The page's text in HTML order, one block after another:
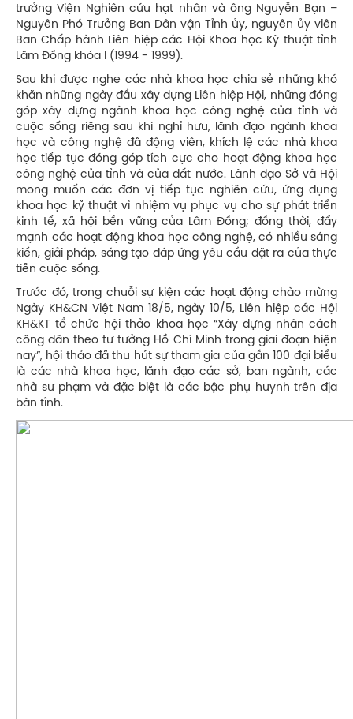
trưởng Viện Nghiên cứu hạt nhân và ông Nguyễn Bạn –
Nguyên Phó Trưởng Ban Dân vận Tỉnh ủy, nguyên ủy viên
Ban Chấp hành Liên hiệp các Hội Khoa học Kỹ thuật tỉnh
Lâm Đồng khóa I (1994 - 1999).
Sau khi được nghe các nhà khoa học chia sẻ những khó
khăn những ngày đầu xây dựng Liên hiệp Hội, những đóng
góp xây dựng ngành khoa học công nghệ của tỉnh và
cuộc sống riêng sau khi nghỉ hưu, lãnh đạo ngành khoa
học và công nghệ đã động viên, khích lệ các nhà khoa
học tiếp tục đóng góp tích cực cho hoạt động khoa học
công nghệ của tỉnh và của đất nước. Lãnh đạo Sở và Hội
mong muốn các đơn vị tiếp tục nghiên cứu, ứng dụng
khoa học kỹ thuật vì nhiệm vụ phục vụ cho sự phát triển
kinh tế, xã hội bền vững của Lâm Đồng; đồng thời, đẩy
mạnh các hoạt động khoa học công nghệ, có nhiều sáng
kiến, giải pháp, sáng tạo đáp ứng yêu cầu đặt ra của thực
tiễn cuộc sống.
Trước đó, trong chuỗi sự kiện các hoạt động chào mừng
Ngày KH&CN Việt Nam 18/5, ngày 10/5, Liên hiệp các Hội
KH&KT tổ chức hội thảo khoa học “Xây dựng nhân cách
công dân theo tư tưởng Hồ Chí Minh trong giai đoạn hiện
nay”, hội thảo đã thu hút sự tham gia của gần 100 đại biểu
là các nhà khoa học, lãnh đạo các sở, ban ngành, các
nhà sư phạm và đặc biệt là các bậc phụ huynh trên địa
bàn tỉnh.